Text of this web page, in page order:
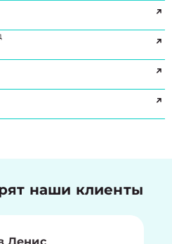
наши клиенты
Денис